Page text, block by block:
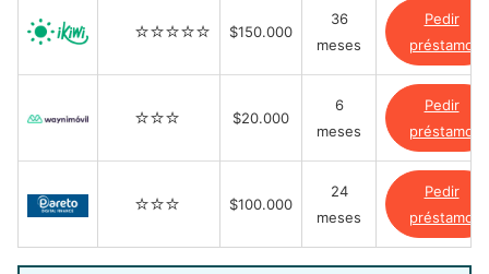
⭐️⭐️⭐️⭐️⭐️ $150.000
36
meses
Pedir
préstamo
⭐️⭐️⭐️ $20.000
6
meses
Pedir
préstamo
⭐️⭐️⭐️ $100.000
24
meses
Pedir
préstamo